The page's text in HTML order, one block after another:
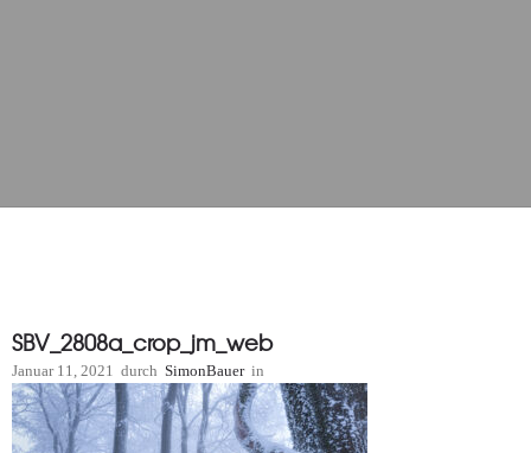
SBV_2808a_crop_jm_web
Januar 11, 2021 durch SimonBauer in